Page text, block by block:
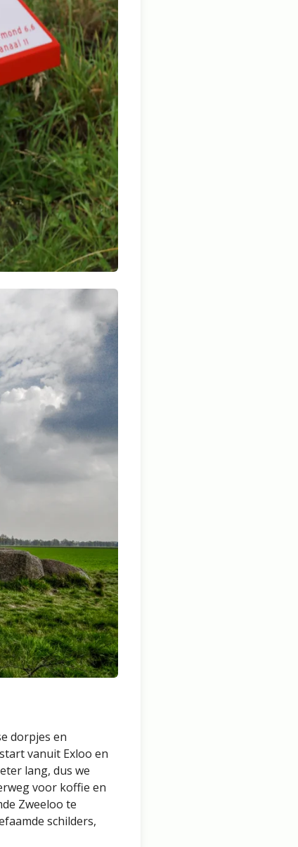
dorpjes en
vanuit Exloo en
lang, dus we
voor koffie en
Zweeloo te
schilders,